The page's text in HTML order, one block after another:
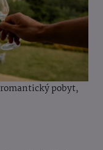
pobyt,